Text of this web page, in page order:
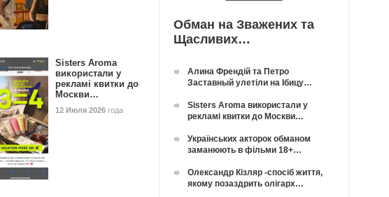
Sisters Aroma
використали у
рекламі квитки до
Москви…
12 Июля 2026 года
Обман на Зважених та
Щасливих…
Алина Френдій та Петро
Заставный улетіли на Ібицу…
Sisters Aroma використали у
рекламі квитки до Москви…
Українських акторок обманом
заманюють в фільми 18+…
Олександр Кізляр -спосіб життя,
якому позаздрить олігарх…